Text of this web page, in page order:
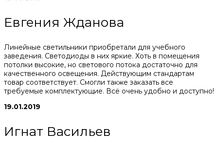
Евгения Жданова
Линейные светильники приобретали для учебного
заведения. Светодиоды в них яркие. Хоть в помещения
потолки высокие, но светового потока достаточно для
качественного освещения. Действующим стандартам
товар соответствует. Смогли также заказать все
требуемые комплектующие. Всё очень удобно и доступно!
19.01.2019
Игнат Васильев